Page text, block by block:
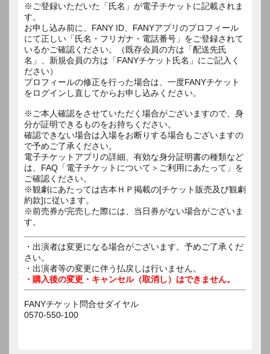
※ご登録いただいた「氏名」が電子チケットに記載されま
す。
お申し込み前に、FANY ID、FANYアプリのプロフィール
にて正しい「氏名・フリガナ・電話番号」をご登録されて
いるかご確認ください。（既存会員の方は「配送先氏
名」、新規会員の方は「FANYチケット氏名」にご記入く
ださい）
プロフィールの修正を行った場合は、一度FANYチケット
をログインし直してからお申し込みください。
※ご本人確認をさせていただく場合がございますので、身
分が証明できるものをお持ちください。
確認できない場合は入場をお断りする場合もございますの
で予めご了承ください。
電子チケットアプリの詳細、有効な身分証明書の種類など
は、FAQ「電子チケットについて＞ご利用にあたって」を
ご確認ください。
※観劇にあたっては吉本ＨＰ掲載の[チケット販売及び観劇
約款]に従います。
※前売券が完売した際には、当日券がない場合がございま
す。
・出演者は変更になる場合がございます。予めご了承くだ
さい。
・出演者等の変更に伴う払戻しは行いません。
・購入後の変更・キャンセル（取消し）はできません。
FANYチケット問合せダイヤル
0570-550-100